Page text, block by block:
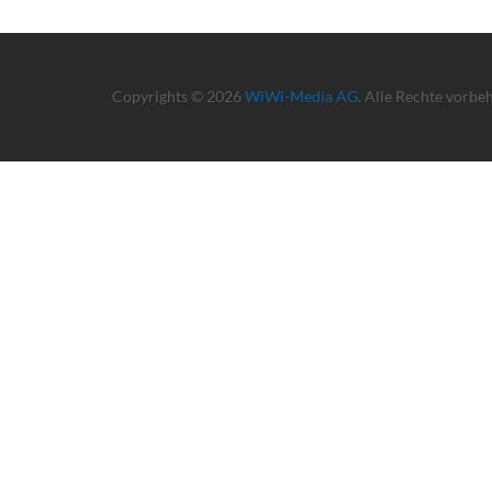
Copyrights © 2026 WiWi-Media AG. Alle Rechte